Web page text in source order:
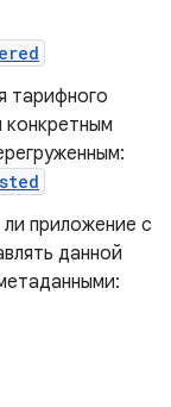
тарифного
приложение с
данной